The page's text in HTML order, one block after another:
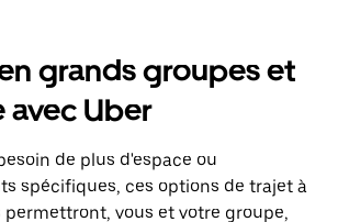
grands groupes et
avec Uber
de plus d'espace ou
spécifiques, ces options de trajet à
permettront, vous et votre groupe,